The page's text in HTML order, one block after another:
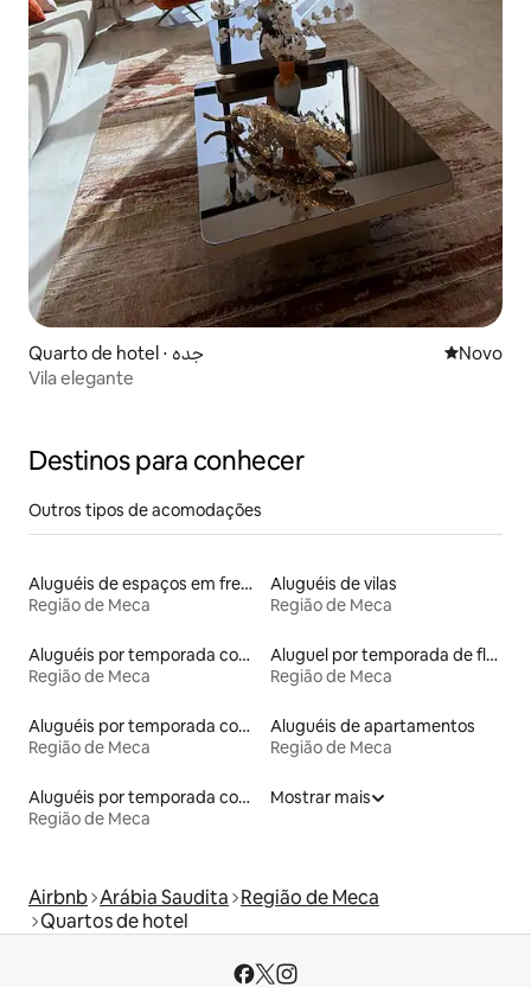
Quarto de hotel ⋅ جده Novo
Novo
Vila elegante
Destinos para conhecer
Outros tipos de acomodações
Aluguéis de espaços em frente à praia
Região de Meca
Aluguéis de vilas
Região de Meca
Aluguéis por temporada com acesso ao lago
Região de Meca
Aluguel por temporada de flats
Região de Meca
Aluguéis por temporada com sauna
Região de Meca
Aluguéis de apartamentos
Região de Meca
Aluguéis por temporada com acesso à praia
Região de Meca
Mostrar mais
Airbnb Arábia Saudita Região de Meca
Quartos de hotel